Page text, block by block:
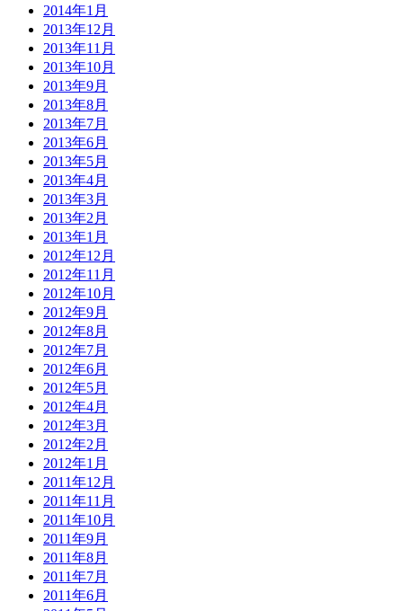
2014年1月
2013年12月
2013年11月
2013年10月
2013年9月
2013年8月
2013年7月
2013年6月
2013年5月
2013年4月
2013年3月
2013年2月
2013年1月
2012年12月
2012年11月
2012年10月
2012年9月
2012年8月
2012年7月
2012年6月
2012年5月
2012年4月
2012年3月
2012年2月
2012年1月
2011年12月
2011年11月
2011年10月
2011年9月
2011年8月
2011年7月
2011年6月